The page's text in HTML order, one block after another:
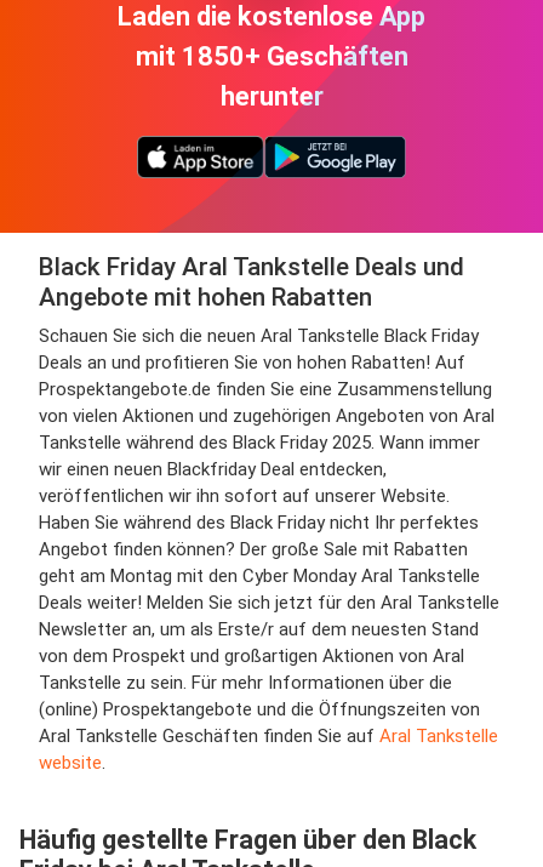
Laden die kostenlose App
mit 1850+ Geschäften
herunter
Black Friday Aral Tankstelle Deals und
Angebote mit hohen Rabatten
Schauen Sie sich die neuen Aral Tankstelle Black Friday
Deals an und profitieren Sie von hohen Rabatten! Auf
Prospektangebote.de finden Sie eine Zusammenstellung
von vielen Aktionen und zugehörigen Angeboten von Aral
Tankstelle während des Black Friday 2025. Wann immer
wir einen neuen Blackfriday Deal entdecken,
veröffentlichen wir ihn sofort auf unserer Website.
Haben Sie während des Black Friday nicht Ihr perfektes
Angebot finden können? Der große Sale mit Rabatten
geht am Montag mit den Cyber Monday Aral Tankstelle
Deals weiter! Melden Sie sich jetzt für den Aral Tankstelle
Newsletter an, um als Erste/r auf dem neuesten Stand
von dem Prospekt und großartigen Aktionen von Aral
Tankstelle zu sein. Für mehr Informationen über die
(online) Prospektangebote und die Öffnungszeiten von
Aral Tankstelle Geschäften finden Sie auf Aral Tankstelle
website.
Häufig gestellte Fragen über den Black